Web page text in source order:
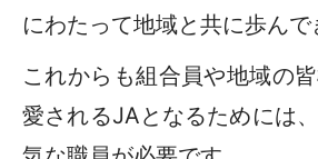
にわたって地域と共に歩んで
これからも組合員や地域の
愛されるJAとなるためには